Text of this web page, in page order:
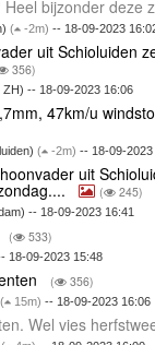
bijzonder deze
( -2m) -- 18-09-2023
uit Schioluiden
356)
ZH) -- 18-09-2023 16:06
47km/u
( -2m) -- 18-09-2023
uit
( 245)
-- 18-09-2023 16:41
( 533)
18-09-2023 15:48
( 356)
( 15m) -- 18-09-2023 16:06
Wel vies